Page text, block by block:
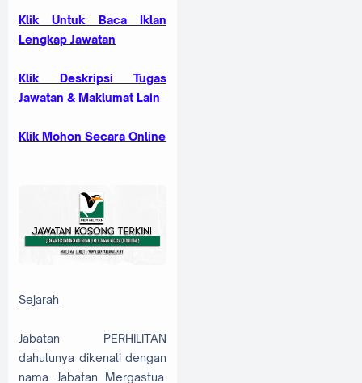
Klik Untuk Baca Iklan
Lengkap Jawatan
Klik Deskripsi Tugas
Jawatan & Maklumat Lain
Klik Mohon Secara Online
Sejarah
Jabatan PERHILITAN
dahulunya dikenali dengan
nama Jabatan Mergastua.